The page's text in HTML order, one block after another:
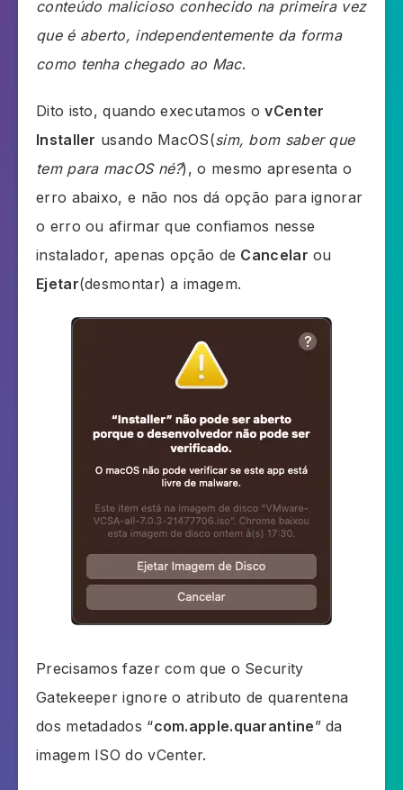
conteúdo malicioso conhecido na primeira vez
que é aberto, independentemente da forma
como tenha chegado ao Mac.
Dito isto, quando executamos ovCenter
Installer usando MacOS(sim, bom saber que
tem para macOS né?), o mesmo apresenta o
erro abaixo, e não nos dá opção para ignorar
o erro ou afirmar que confiamos nesse
instalador, apenas opção de Cancelar ou
Ejetar(desmontar) a imagem.
Precisamos fazer com que o Security
Gatekeeper ignore o atributo de quarentena
dos metadados “com.apple.quarantine” da
imagem ISO do vCenter.